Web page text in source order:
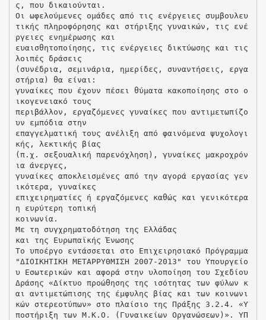
ς, που δικαιούνται.
Οι ωφελούμενες ομάδες από τις ενέργειες συμβουλευ
τικής πληροφόρησης και στήριξης γυναικών, τις ενέ
ργειες ενημέρωσης και
ευαισθητοποίησης, τις ενέργειες δικτύωσης και τις
λοιπές δράσεις
(συνέδρια, σεμινάρια, ημερίδες, συναντήσεις, εργα
στήρια) θα είναι:
γυναίκες που έχουν πέσει θύματα κακοποίησης στο ο
ικογενειακό τους
περιβάλλον, εργαζόμενες γυναίκες που αντιμετωπίζο
υν εμπόδια στην
επαγγελματική τους ανέλιξη από φαινόμενα ψυχολογι
κής, λεκτικής βίας
(π.χ. σεξουαλική παρενόχληση), γυναίκες μακροχρόν
ια άνεργες,
γυναίκες αποκλεισμένες από την αγορά εργασίας γεν
ικότερα, γυναίκες
επιχειρηματίες ή εργαζόμενες καθώς και γενικότερα
η ευρύτερη τοπική
κοινωνία.
Με τη συγχρηματοδότηση της Ελλάδας
και της Ευρωπαϊκής Ένωσης
Το υποέργο εντάσσεται στο Επιχειρησιακό Πρόγραμμα
"ΔΙΟΙΚΗΤΙΚΗ ΜΕΤΑΡΡΥΘΜΙΣΗ 2007‐2013" του Υπουργείο
υ Εσωτερικών και αφορά στην υλοποίηση του Σχεδίου
Δράσης «Δίκτυο προώθησης της ισότητας των φύλων κ
αι αντιμετώπισης της έμφυλης βίας και των κοινωνι
κών στερεοτύπων» στο πλαίσιο της Πράξης 3.2.4. «Υ
ποστήριξη των Μ.Κ.Ο. (Γυναικείων Οργανώσεων)». ΥΠ